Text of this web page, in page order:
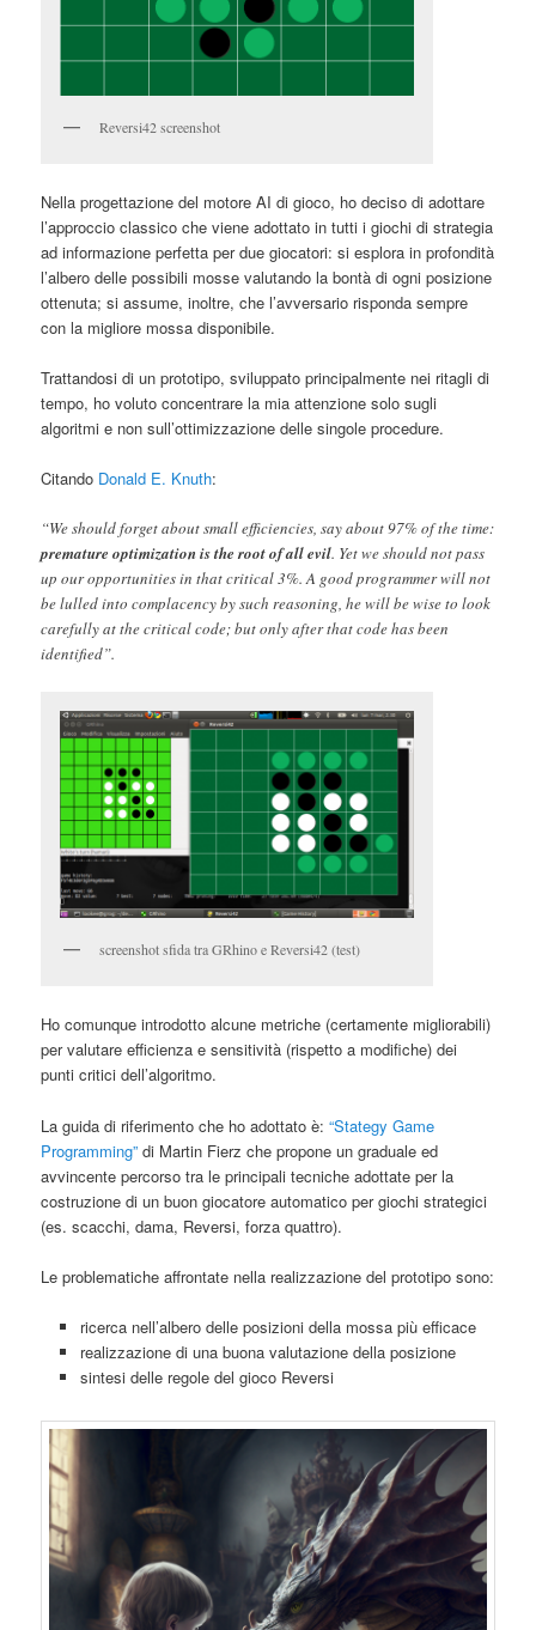
Reversi42 screenshot
Nella progettazione del motore AI di gioco, ho deciso di adottare
l’approccio classico che viene adottato in tutti i giochi di strategia
ad informazione perfetta per due giocatori: si esplora in profondità
l’albero delle possibili mosse valutando la bontà di ogni posizione
ottenuta; si assume, inoltre, che l’avversario risponda sempre
con la migliore mossa disponibile.
Trattandosi di un prototipo, sviluppato principalmente nei ritagli di
tempo, ho voluto concentrare la mia attenzione solo sugli
algoritmi e non sull’ottimizzazione delle singole procedure.
Citando Donald E. Knuth:
“We should forget about small efficiencies, say about 97% of the time:
premature optimization is the root of all evil. Yet we should not pass
up our opportunities in that critical 3%. A good programmer will not
be lulled into complacency by such reasoning, he will be wise to look
carefully at the critical code; but only after that code has been
identified”.
screenshot sfida tra GRhino e Reversi42 (test)
Ho comunque introdotto alcune metriche (certamente migliorabili)
per valutare efficienza e sensitività (rispetto a modifiche) dei
punti critici dell’algoritmo.
La guida di riferimento che ho adottato è:“Stategy Game
Programming” di Martin Fierz che propone un graduale ed
avvincente percorso tra le principali tecniche adottate per la
costruzione di un buon giocatore automatico per giochi strategici
(es. scacchi, dama, Reversi, forza quattro).
Le problematiche affrontate nella realizzazione del prototipo sono:
ricerca nell’albero delle posizioni della mossa più efficace
realizzazione di una buona valutazione della posizione
sintesi delle regole del gioco Reversi